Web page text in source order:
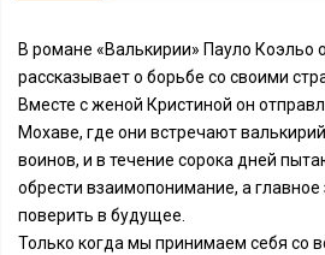
В романе «Валькирии» Пауло Коэльо
рассказывает о борьбе со своими
Вместе с женой Кристиной он
Мохаве, где они встречают
воинов, и в течение сорока дней
обрести взаимопонимание, а
поверить в будущее.
Только когда мы принимаем себя со